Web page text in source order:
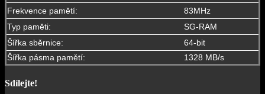
Frekvence pamětí:
83MHz
Typ paměti:
SG-RAM
Šířka sběrnice:
64-bit
Šířka pásma pamětí:
1328 MB/s
Sdílejte!